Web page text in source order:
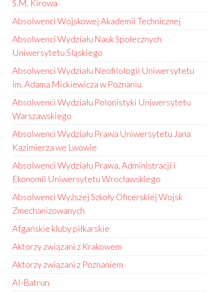
S.M. Kirowa
Absolwenci Wojskowej Akademii Technicznej
Absolwenci Wydziału Nauk Społecznych
Uniwersytetu Śląskiego
Absolwenci Wydziału Neofilologii Uniwersytetu
im. Adama Mickiewicza w Poznaniu
Absolwenci Wydziału Polonistyki Uniwersytetu
Warszawskiego
Absolwenci Wydziału Prawa Uniwersytetu Jana
Kazimierza we Lwowie
Absolwenci Wydziału Prawa, Administracji i
Ekonomii Uniwersytetu Wrocławskiego
Absolwenci Wyższej Szkoły Oficerskiej Wojsk
Zmechanizowanych
Afgańskie kluby piłkarskie
Aktorzy związani z Krakowem
Aktorzy związani z Poznaniem
Al-Batrun